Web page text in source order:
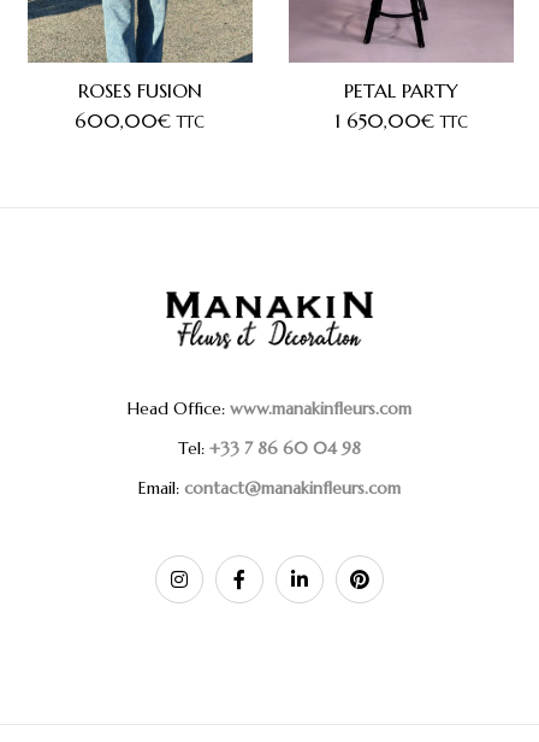
ROSES FUSION
600,00€ TTC
PETAL PARTY
1 650,00€ TTC
Head Office: www.manakinfleurs.com
Tel: +33 7 86 60 04 98
Email: contact@manakinfleurs.com